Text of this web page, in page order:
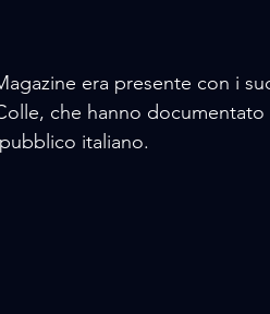
era presente con i
che hanno documentato
italiano.